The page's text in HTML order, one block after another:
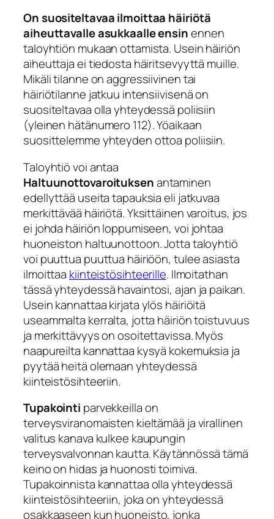
On suositeltavaa ilmoittaa häiriötä
aiheuttavalle asukkaalle ensinennen
taloyhtiön mukaan ottamista. Usein häiriön
aiheuttaja ei tiedosta häiritsevyyttä muille.
Mikäli tilanne on aggressiivinen tai
häiriötilanne jatkuu intensiivisenä on
suositeltavaa olla yhteydessä poliisiin
(yleinen hätänumero 112). Yöaikaan
suosittelemme yhteyden ottoa poliisiin.
Taloyhtiö voi antaa
Haltuunottovaroituksenantaminen
edellyttää useita tapauksia eli jatkuvaa
merkittävää häiriötä. Yksittäinen varoitus, jos
ei johda häiriön loppumiseen, voi johtaa
huoneiston haltuunottoon. Jotta taloyhtiö
voi puuttua puuttua häiriöön, tulee asiasta
ilmoittaa kiinteistösihteerille. Ilmoitathan
tässä yhteydessä havaintosi, ajan ja paikan.
Usein kannattaa kirjata ylös häiriöitä
useammalta kerralta, jotta häiriön toistuvuus
ja merkittävyys on osoitettavissa. Myös
naapureilta kannattaa kysyä kokemuksia ja
pyytää heitä olemaan yhteydessä
kiinteistösihteeriin.
Tupakointi parvekkeilla on
terveysviranomaisten kieltämää ja virallinen
valitus kanava kulkee kaupungin
terveysvalvonnan kautta. Käytännössä tämä
keino on hidas ja huonosti toimiva.
Tupakoinnista kannattaa olla yhteydessä
kiinteistösihteeriin, joka on yhteydessä
osakkaaseen kun huoneisto, jonka